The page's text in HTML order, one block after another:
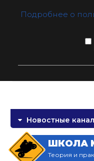
Подробнее о
Новостные
ШКОЛА
Теория и